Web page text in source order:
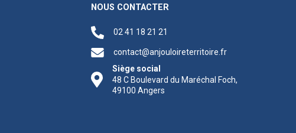
NOUS CONTACTER
02 41 18 21 21
contact@anjouloireterritoire.fr
Siège social
48 C Boulevard du Maréchal Foch,
49100 Angers